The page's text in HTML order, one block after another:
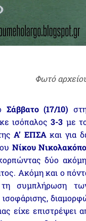
Φωτό
Σάββατο (17/10)
ισόπαλος 3-3 με
Α’ ΕΠΣΑκαι για
Νίκου
δύο
Ακόμη και ο
συμπλήρωση
είχε επιστρέψει